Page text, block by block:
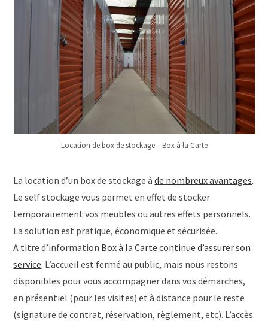
Location de box de stockage – Box à la Carte
La location d’un box de stockage àde nombreux avantages.
Le self stockage vous permet en effet de stocker
temporairement vos meubles ou autres effets personnels.
La solution est pratique, économique et sécurisée.
A titre d’information Box à la Carte continue d’assurer son
service. L’accueil est fermé au public, mais nous restons
disponibles pour vous accompagner dans vos démarches,
en présentiel (pour les visites) et à distance pour le reste
(signature de contrat, réservation, règlement, etc). L’accès